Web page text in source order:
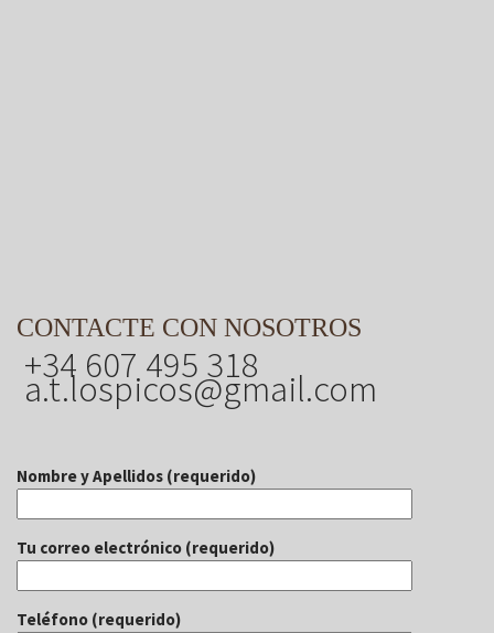
CONTACTE CON NOSOTROS
+34 607 495 318
a.t.lospicos@gmail.com
Nombre y Apellidos (requerido)
Tu correo electrónico (requerido)
Teléfono (requerido)